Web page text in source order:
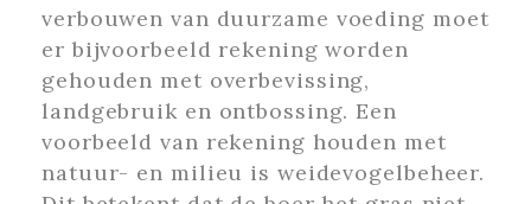
verbouwen van duurzame voeding moet
er bijvoorbeeld rekening worden
gehouden met overbevissing,
landgebruik en ontbossing. Een
voorbeeld van rekening houden met
natuur- en milieu is weidevogelbeheer.